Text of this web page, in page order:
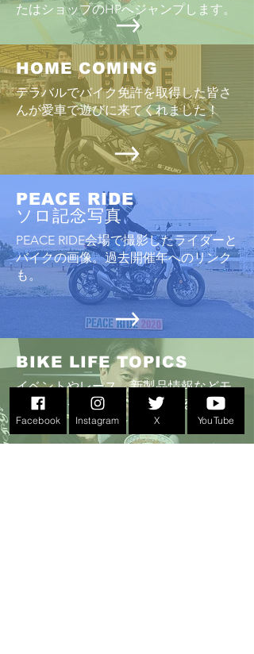
たはショップのHPへジャンプします。
HOME COMING
テラバルでバイク免許を取得した皆さ
んが愛車で遊びに来てくれました！
PEACE RIDE
ソロ記念写真
PEACE RIDE会場で撮影したライダーと
バイクの画像。過去開催年へのリンク
も。
BIKE LIFE TOPICS
イベントやレース、新製品情報などモ
ーターサイクルライフに関するレポー
ト。
Facebook Instagram X YouTube